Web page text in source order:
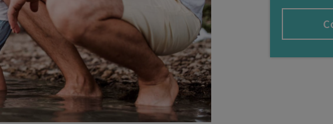
Anciens dispositifs
Investissement locatif